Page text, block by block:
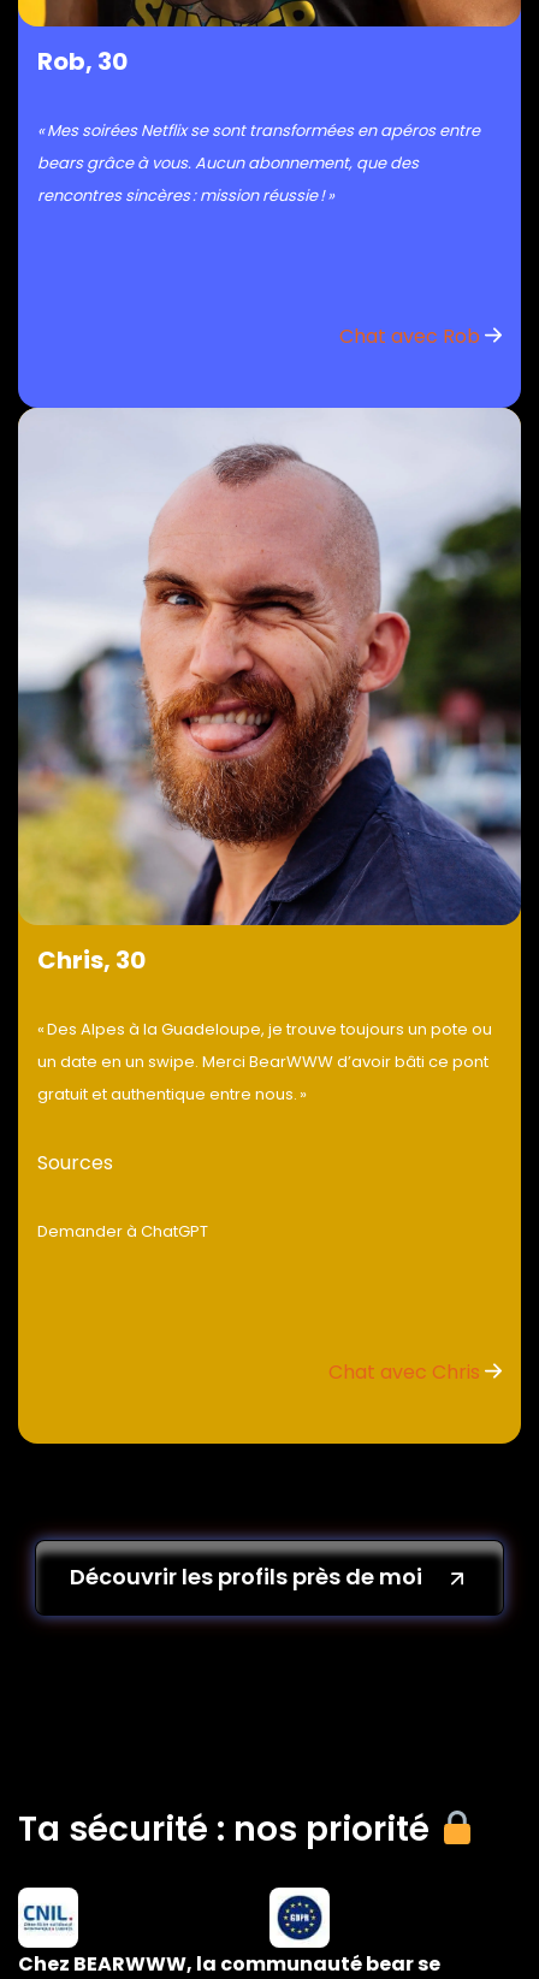
Rob, 30
« Mes soirées Netflix se sont transformées en apéros entre
bears grâce à vous. Aucun abonnement, que des
rencontres sincères : mission réussie ! »
Chat avec Rob
Chris, 30
« Des Alpes à la Guadeloupe, je trouve toujours un pote ou
un date en un swipe. Merci BearWWW d’avoir bâti ce pont
gratuit et authentique entre nous. »
Sources
Demander à ChatGPT
Chat avec Chris
Découvrir les profils près de moi
Ta sécurité : nos priorité
Chez BEARWWW, la communauté bear se